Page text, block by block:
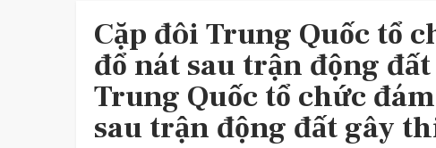
Cặp đôi Trung Quốc tổ
đổ nát sau trận động
Trung Quốc tổ chức
sau trận động đất gây